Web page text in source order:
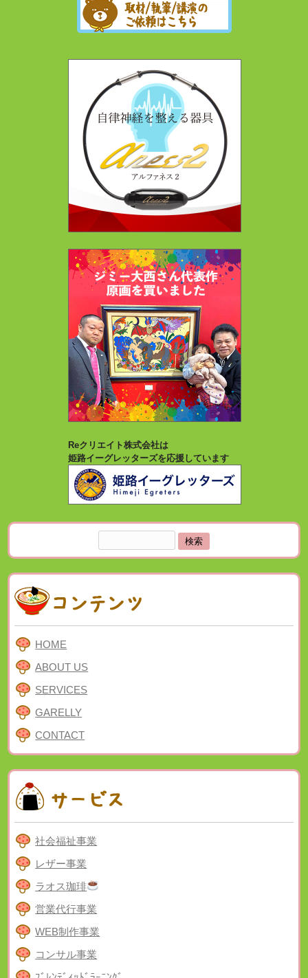
Reクリエイト株式会社は
姫路イーグレッターズを応援しています
索:
HOME
ABOUT US
SERVICES
GARELLY
CONTACT
社会福祉事業
レザー事業
ラオス珈琲
営業代行事業
WEB制作事業
コンサル事業